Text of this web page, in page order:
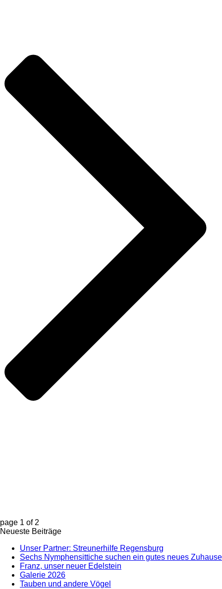
page 1 of 2
Neueste Beiträge
Unser Partner: Streunerhilfe Regensburg
Sechs Nymphensittiche suchen ein gutes neues Zuhause
Franz, unser neuer Edelstein
Galerie 2026
Tauben und andere Vögel